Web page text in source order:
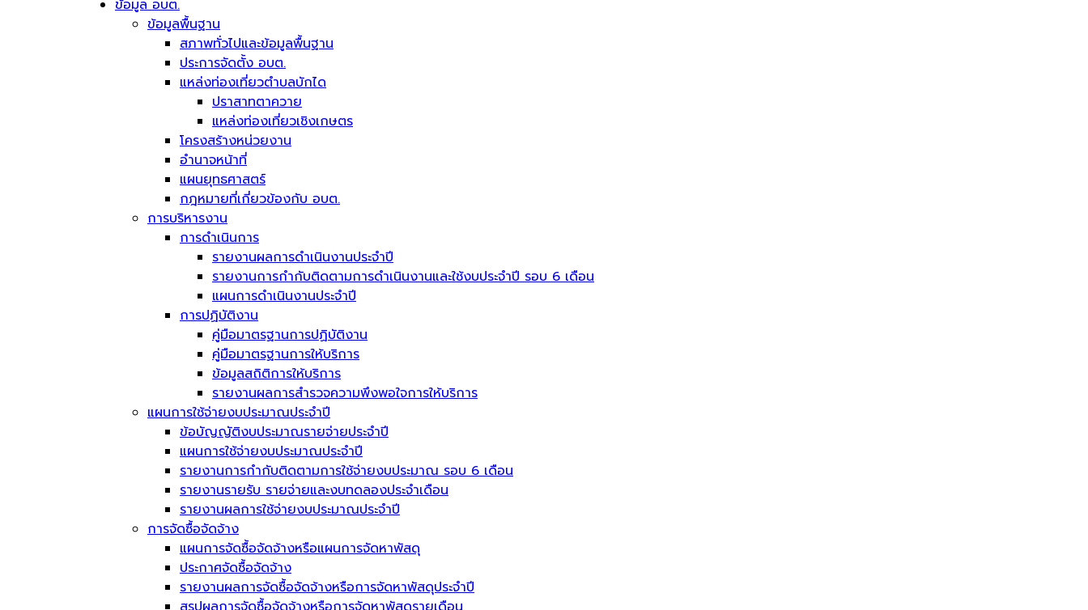
ข้อมูล อบต.
ข้อมูลพื้นฐาน
สภาพทั่วไปและข้อมูลพื้นฐาน
ประการจัดตั้ง อบต.
แหล่งท่องเที่ยวตำบลบักได
ปราสาทตาควาย
แหล่งท่องเที่ยวเชิงเกษตร
โครงสร้างหน่วยงาน
อำนาจหน้าที่
แผนยุทธศาสตร์
กฎหมายที่เกี่ยวข้องกับ อบต.
การบริหารงาน
การดำเนินการ
รายงานผลการดำเนินงานประจำปี
รายงานการกำกับติดตามการดำเนินงานและใช้งบประจำปี รอบ 6 เดือน
แผนการดำเนินงานประจำปี
การปฏิบัติงาน
คู่มือมาตรฐานการปฏิบัติงาน
คู่มือมาตรฐานการให้บริการ
ข้อมูลสถิติการให้บริการ
รายงานผลการสำรวจความพึงพอใจการให้บริการ
แผนการใช้จ่ายงบประมาณประจำปี
ข้อบัญญัติงบประมาณรายจ่ายประจำปี
แผนการใช้จ่ายงบประมาณประจำปี
รายงานการกำกับติดตามการใช้จ่ายงบประมาณ รอบ 6 เดือน
รายงานรายรับ รายจ่ายและงบทดลองประจำเดือน
รายงานผลการใช้จ่ายงบประมาณประจำปี
การจัดซื้อจัดจ้าง
แผนการจัดซื้อจัดจ้างหรือแผนการจัดหาพัสดุ
ประกาศจัดซื้อจัดจ้าง
รายงานผลการจัดซื้อจัดจ้างหรือการจัดหาพัสดุประจำปี